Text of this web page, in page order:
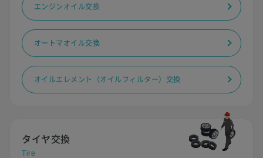
エンジンオイル交換
オートマオイル交換
オイルエレメント（オイルフィルター）交換
タイヤ交換
Tire